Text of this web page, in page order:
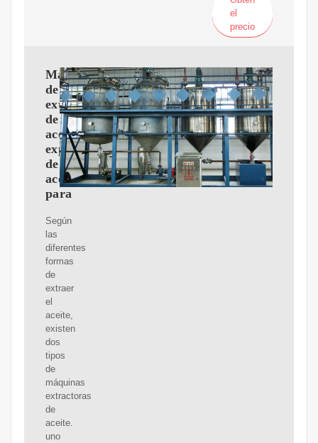
el
precio
Máquina
de
extracción
de
aceite,
expulsor
de
aceite
para
Según
las
diferentes
formas
de
extraer
el
aceite,
existen
dos
tipos
de
máquinas
extractoras
de
aceite.
uno